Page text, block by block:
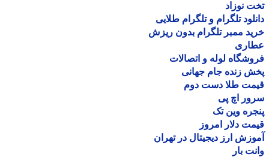
نوزاد
تلگرام و تلگرام طلایی
ممبر تلگرام بدون ریزش
لوله و اتصالات
زنده جام جهانی
طلا دست دوم
اچ پی
وین تک
دلار امروز
ارز دیجیتال در تهران
بار